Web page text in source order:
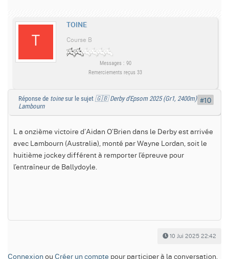
TOINE
Course B
Messages : 90
Remerciements reçus 33
Réponse de toinesur le sujet 🇬🇧 Derby d'Epsom 2025 (Gr1, 2400m) :
Lambourn
L a onzième victoire d’Aidan O’Brien dans le Derby est arrivée
avec Lambourn (Australia), monté par Wayne Lordan, soit le
huitième jockey différent à remporter l’épreuve pour
l’entraîneur de Ballydoyle.
10 Jui 2025 22:42
#10
Connexion ou Créer un compte pour participer à la conversation.